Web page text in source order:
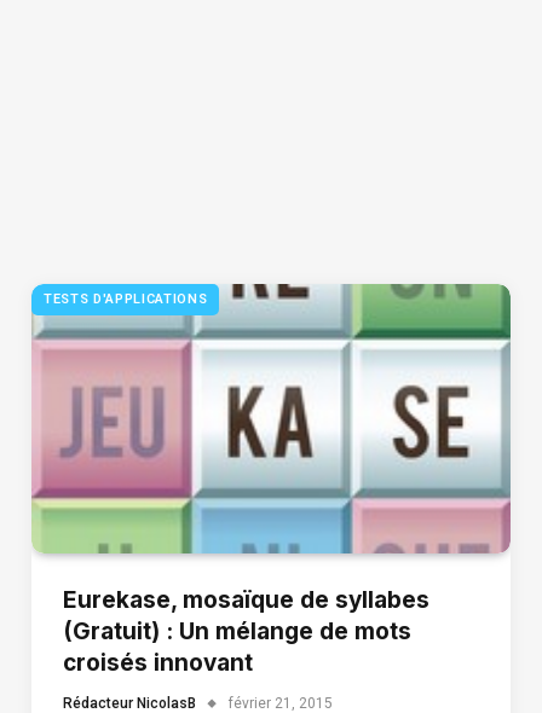
TESTS D'APPLICATIONS
Eurekase, mosaïque de syllabes
(Gratuit) : Un mélange de mots
croisés innovant
Rédacteur NicolasB février 21, 2015